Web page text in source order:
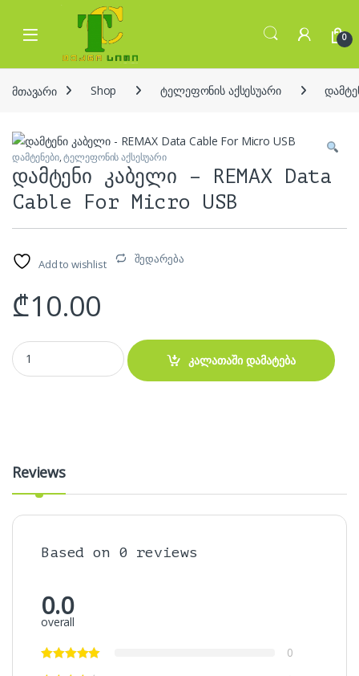
Skip to navigation
Skip to content
Open 0
მთავარი Shop ტელეფონის აქსესუარი
დამტენები,ტელეფონის აქსესუარი
დამტენი კაბელი – REMAX Data
Cable For Micro USB
Add to wishlist შედარება
₾10.00
დამტენი კაბელი - REMAX Data Cable For Micro USB quantity
კალათაში დამატება
Reviews
Based on 0 reviews
0.0
overall
0